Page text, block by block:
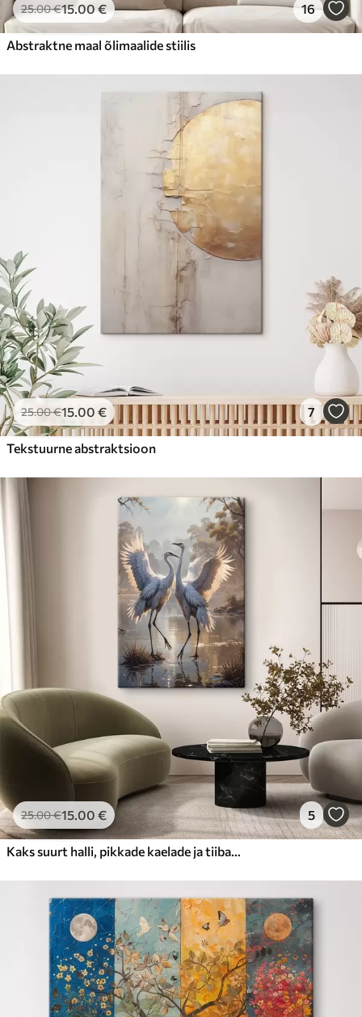
25.00€15.00€ 16
Abstraktne maal õlimaalide stiilis
25.00€15.00 € 7
Tekstuurne abstraktsioon
25.00€15.00 € 5
Kaks suurt halli, pikkade kaelade ja tiibadega kraanat, mis seisavad puudest ümbritsetud udujärves